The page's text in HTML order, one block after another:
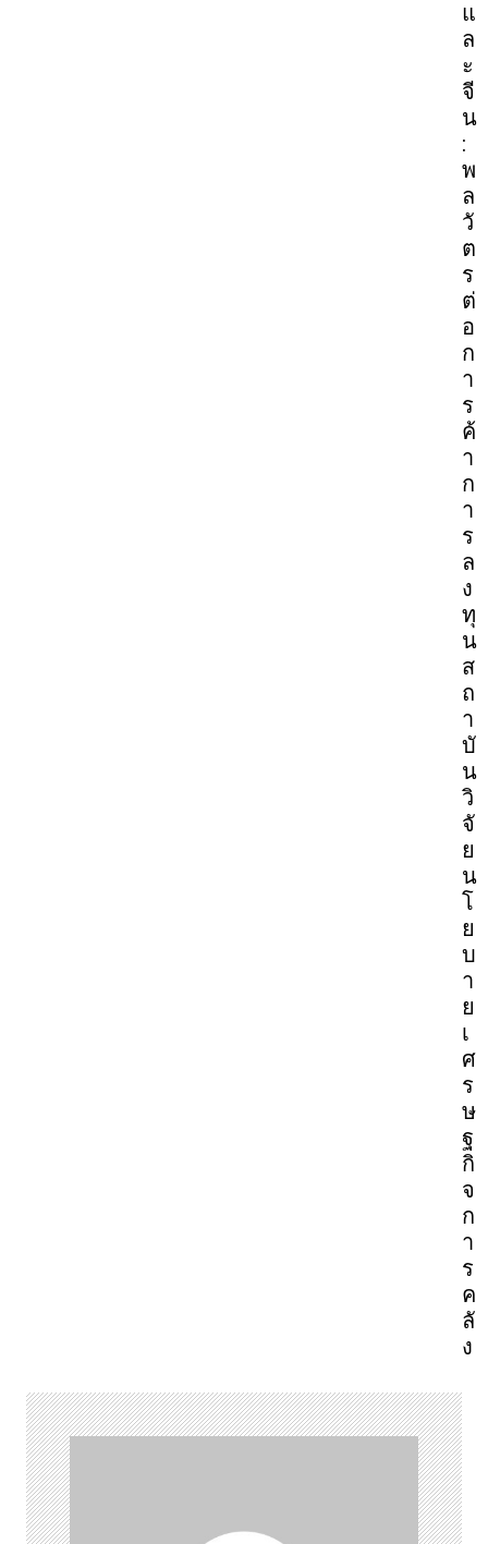
แ
ล
ะ
จี
น
:
พ
ล
วั
ต
ร
ต่
อ
ก
า
ร
ค้
า
ก
า
ร
ล
ง
ทุ
น
ส
ถ
า
บั
น
วิ
จั
ย
น
โ
ย
บ
า
ย
เ
ศ
ร
ษ
ฐ
กิ
จ
ก
า
ร
ค
ลั
ง